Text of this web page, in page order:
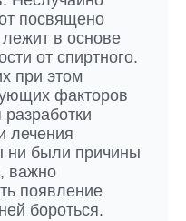
посвящено
в основе
от спиртного.
при этом
факторов
лечения
ни были причины
важно
появление
бороться.